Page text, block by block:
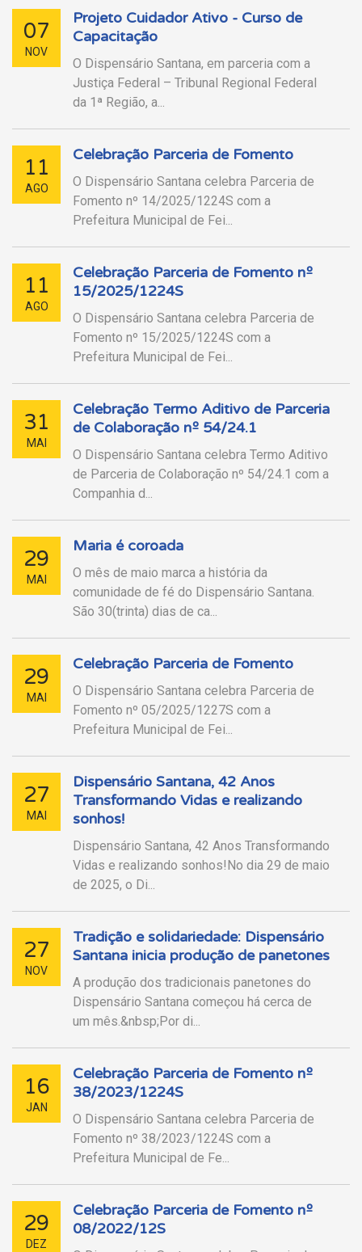
07
NOV
Projeto Cuidador Ativo - Curso de
Capacitação
O Dispensário Santana, em parceria com a
Justiça Federal – Tribunal Regional Federal
da 1ª Região, a...
11
AGO
Celebração Parceria de Fomento
O Dispensário Santana celebra Parceria de
Fomento nº 14/2025/1224S com a
Prefeitura Municipal de Fei...
11
AGO
Celebração Parceria de Fomento nº
15/2025/1224S
O Dispensário Santana celebra Parceria de
Fomento nº 15/2025/1224S com a
Prefeitura Municipal de Fei...
31
MAI
Celebração Termo Aditivo de Parceria
de Colaboração nº 54/24.1
O Dispensário Santana celebra Termo Aditivo
de Parceria de Colaboração nº 54/24.1 com a
Companhia d...
29
MAI
Maria é coroada
O mês de maio marca a história da
comunidade de fé do Dispensário Santana.
São 30(trinta) dias de ca...
29
MAI
Celebração Parceria de Fomento
O Dispensário Santana celebra Parceria de
Fomento nº 05/2025/1227S com a
Prefeitura Municipal de Fei...
27
MAI
Dispensário Santana, 42 Anos
Transformando Vidas e realizando
sonhos!
Dispensário Santana, 42 Anos Transformando
Vidas e realizando sonhos!No dia 29 de maio
de 2025, o Di...
27
NOV
Tradição e solidariedade: Dispensário
Santana inicia produção de panetones
A produção dos tradicionais panetones do
Dispensário Santana começou há cerca de
um mês.&nbsp;Por di...
16
JAN
Celebração Parceria de Fomento nº
38/2023/1224S
O Dispensário Santana celebra Parceria de
Fomento nº 38/2023/1224S com a
Prefeitura Municipal de Fe...
29
DEZ
Celebração Parceria de Fomento nº
08/2022/12S